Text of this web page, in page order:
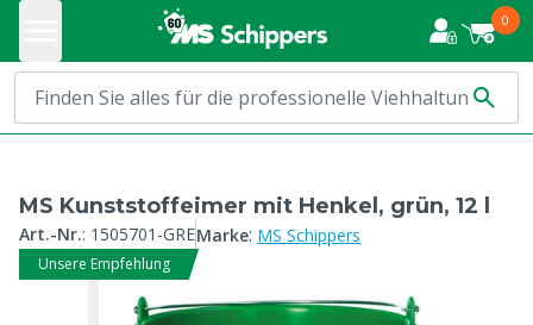
0
MS Kunststoffeimer mit Henkel, grün, 12 l
Art.-Nr.: 1505701-GREMarke: MS Schippers
Unsere Empfehlung